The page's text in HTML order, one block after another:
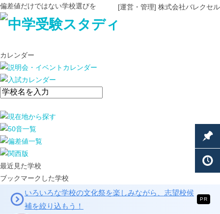
偏差値だけではない学校選びを
カレンダー
最近見た学校
ブックマークした学校
いろいろな学校の文化祭を楽しみながら、志望校候
補を絞り込もう！
PR
[運営・管理] 株式会社バレクセル